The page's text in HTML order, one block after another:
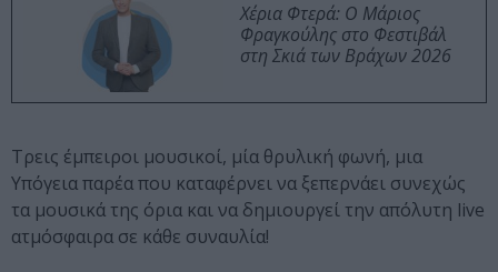
Χέρια Φτερά: Ο Μάριος
Φραγκούλης στο Φεστιβάλ
στη Σκιά των Βράχων 2026
Τρεις έμπειροι μουσικοί, μία θρυλική φωνή, μια
Υπόγεια παρέα που καταφέρνει να ξεπερνάει συνεχώς
τα μουσικά της όρια και να δημιουργεί την απόλυτη live
ατμόσφαιρα σε κάθε συναυλία!